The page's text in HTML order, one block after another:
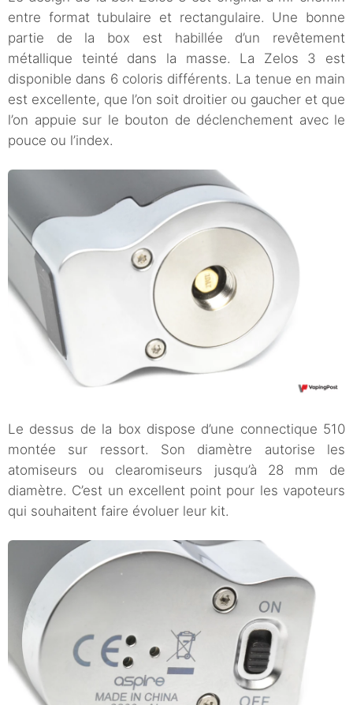
entre format tubulaire et rectangulaire. Une bonne
partie de la box est habillée d’un revêtement
métallique teinté dans la masse. La Zelos 3 est
disponible dans 6 coloris différents. La tenue en main
est excellente, que l’on soit droitier ou gaucher et que
l’on appuie sur le bouton de déclenchement avec le
pouce ou l’index.
Le dessus de la box dispose d’une connectique 510
montée sur ressort. Son diamètre autorise les
atomiseurs ou clearomiseurs jusqu’à 28 mm de
diamètre. C’est un excellent point pour les vapoteurs
qui souhaitent faire évoluer leur kit.